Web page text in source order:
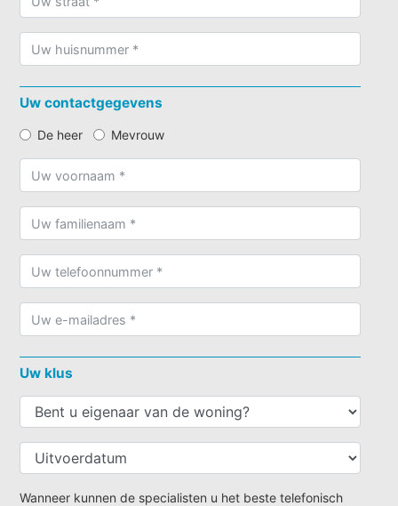
Uw contactgegevens
De heer Mevrouw
Uw klus
Wanneer kunnen de specialisten u het beste telefonisch